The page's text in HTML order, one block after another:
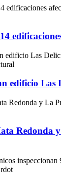
edificio
Redonda